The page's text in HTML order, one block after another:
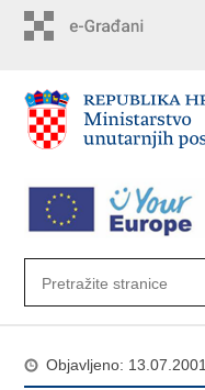
Objavljeno: 13.07.2001.